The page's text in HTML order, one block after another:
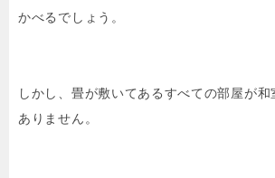
かべるでしょう。
しかし、畳が敷いてあるすべての部屋が
ありません。